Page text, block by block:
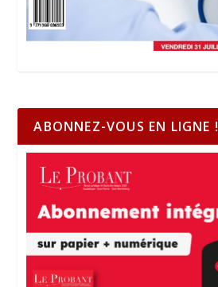
ABONNEZ-VOUS EN LIGNE !